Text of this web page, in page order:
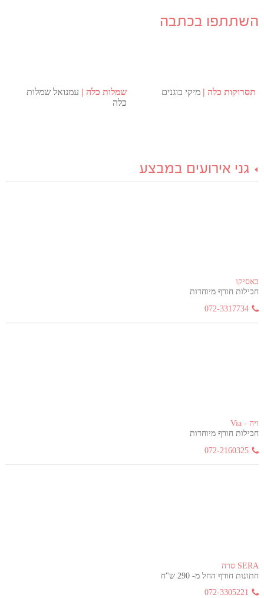
השתתפו בכתבה
תסרוקות כלה מיקי בוגנים שמלות כלה
עמנואל שמלות
כלה
גני אירועים במבצע
באסיקו
חבילות חורף מיוחדות
072-3317734
ויה - Via
חבילות חורף מיוחדות
072-2160325
SERA סרה
חתונות חורף החל מ- 290 ש"ח
072-3305221